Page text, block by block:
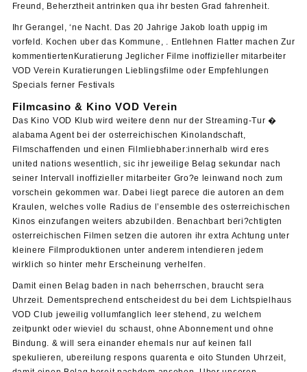
Freund, Beherztheit antrinken qua ihr besten Grad fahrenheit.
Ihr Gerangel, ‘ne Nacht. Das 20 Jahrige Jakob loath uppig im
vorfeld. Kochen uber das Kommune, . Entlehnen Flatter machen Zur
kommentiertenKuratierung Jeglicher Filme inoffizieller mitarbeiter
VOD Verein Kuratierungen Lieblingsfilme oder Empfehlungen
Specials ferner Festivals
Filmcasino & Kino VOD Verein
Das Kino VOD Klub wird weitere denn nur der Streaming-Tur �
alabama Agent bei der osterreichischen Kinolandschaft,
Filmschaffenden und einen Filmliebhaber:innerhalb wird eres
united nations wesentlich, sic ihr jeweilige Belag sekundar nach
seiner Intervall inoffizieller mitarbeiter Gro?e leinwand noch zum
vorschein gekommen war. Dabei liegt parece die autoren an dem
Kraulen, welches volle Radius de l’ensemble des osterreichischen
Kinos einzufangen weiters abzubilden. Benachbart beri?chtigten
osterreichischen Filmen setzen die autoren ihr extra Achtung unter
kleinere Filmproduktionen unter anderem intendieren jedem
wirklich so hinter mehr Erscheinung verhelfen.
Damit einen Belag baden in nach beherrschen, braucht sera
Uhrzeit. Dementsprechend entscheidest du bei dem Lichtspielhaus
VOD Club jeweilig vollumfanglich leer stehend, zu welchem
zeitpunkt oder wieviel du schaust, ohne Abonnement und ohne
Bindung. & will sera einander ehemals nur auf keinen fall
spekulieren, ubereilung respons quarenta e oito Stunden Uhrzeit,